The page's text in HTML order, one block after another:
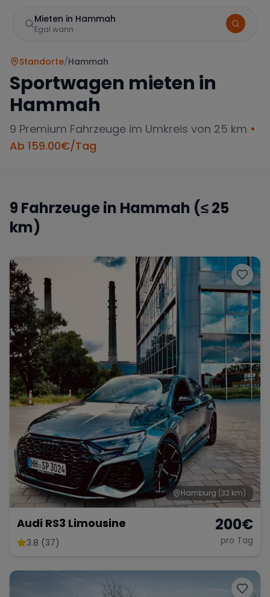
Mieten in Hammah
Egal wann
Porsche Lamborghini Ferrari
McLaren Ford Jaguar
Tesla Chevrolet Dodge
Bentley Rolls Royce Aston Martin
Bugatti Maserati
Corvette
Wann
Zeitraum wählen
Standorte/Hammah
Sportwagen mieten in
Hammah
9 Premium Fahrzeuge im Umkreis von 25 km •
Ab 159.00€/Tag
9 Fahrzeuge in Hammah (≤ 25
km)
Hamburg (32 km)
Audi RS3 Limousine
3.8 (37)
200€
pro Tag